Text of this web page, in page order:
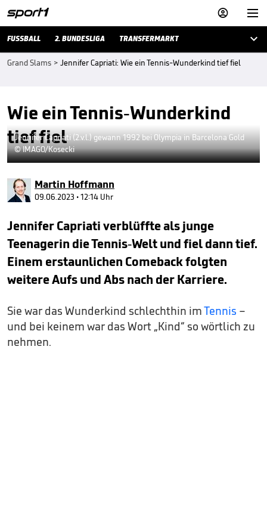


FUSSBALL 2. BUNDESLIGA TRANSFERMARKT 
Grand Slams > Jennifer Capriati: Wie ein Tennis-Wunderkind tief fiel
Wie ein Tennis-Wunderkind
tief fiel
Jennifer Capriati (2.v.l.) gewann 1992 bei Olympia in Barcelona Gold
© IMAGO/Kosecki
Martin Hoffmann
09.06.2023 • 12:14 Uhr
Jennifer Capriati verblüffte als junge
Teenagerin die Tennis-Welt und fiel dann tief.
Einem erstaunlichen Comeback folgten
weitere Aufs und Abs nach der Karriere.
Sie war das Wunderkind schlechthin imTennis –
und bei keinem war das Wort „Kind“ so wörtlich zu
nehmen.